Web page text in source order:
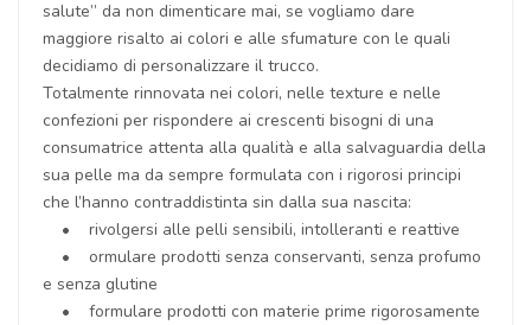
salute” da non dimenticare mai, se vogliamo dare
maggiore risalto ai colori e alle sfumature con le quali
decidiamo di personalizzare il trucco.
Totalmente rinnovata nei colori, nelle texture e nelle
confezioni per rispondere ai crescenti bisogni di una
consumatrice attenta alla qualità e alla salvaguardia della
sua pelle ma da sempre formulata con i rigorosi principi
che l’hanno contraddistinta sin dalla sua nascita:
• rivolgersi alle pelli sensibili, intolleranti e reattive
• ormulare prodotti senza conservanti, senza profumo
e senza glutine
• formulare prodotti con materie prime rigorosamente